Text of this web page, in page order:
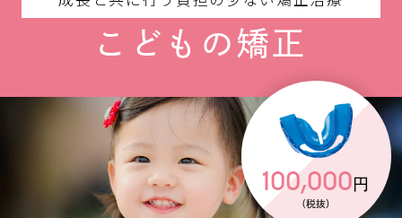
こどもの矯正
100,000 円
（税抜）